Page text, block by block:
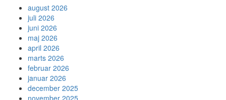
august 2026
juli 2026
juni 2026
maj 2026
april 2026
marts 2026
februar 2026
januar 2026
december 2025
november 2025